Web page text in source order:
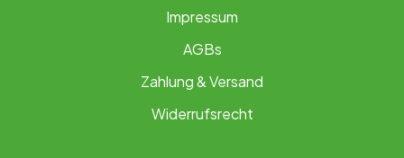
Impressum
AGBs
Zahlung & Versand
Widerrufsrecht